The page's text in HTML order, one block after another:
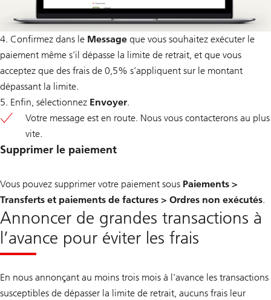
4. Confirmez dans le Message que vous souhaitez exécuter le
paiement même s’il dépasse la limite de retrait, et que vous
acceptez que des frais de 0,5% s’appliquent sur le montant
dépassant la limite.
5. Enfin, sélectionnez Envoyer.
Votre message est en route. Nous vous contacterons au plus
vite.
Supprimer le paiement
Vous pouvez supprimer votre paiement sous Paiements >
Transferts et paiements de factures > Ordres non exécutés.
Annoncer de grandes transactions à
l’avance pour éviter les frais
En nous annonçant au moins trois mois à l’avance les transactions
susceptibles de dépasser la limite de retrait, aucuns frais leur